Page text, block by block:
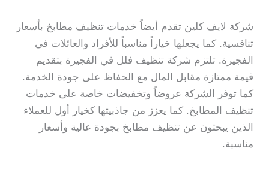
شركة لايف كلين تقدم أيضاً خدمات تنظيف مطابخ بأسعار
تنافسية. كما يجعلها خياراً مناسباً للأفراد والعائلات في
الفجيرة. تلتزم شركة تنظيف فلل في الفجيرة بتقديم
قيمة ممتازة مقابل المال مع الحفاظ على جودة الخدمة.
كما توفر الشركة عروضاً وتخفيضات خاصة على خدمات
تنظيف المطابخ. كما يعزز من جاذبيتها كخيار أول للعملاء
الذين يبحثون عن تنظيف مطابخ بجودة عالية وأسعار
مناسبة.